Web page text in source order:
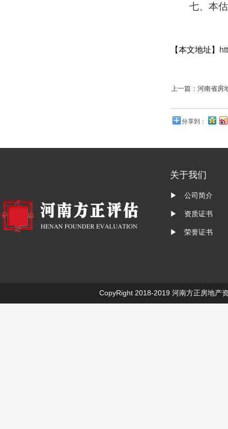
七、 本
【本文地址】
上一篇： 河南省房
分享到：
关于我们
▶ 公司简介
▶ 资质证书
▶ 荣誉证书
CopyRight 2018-2019 河南方正房地产